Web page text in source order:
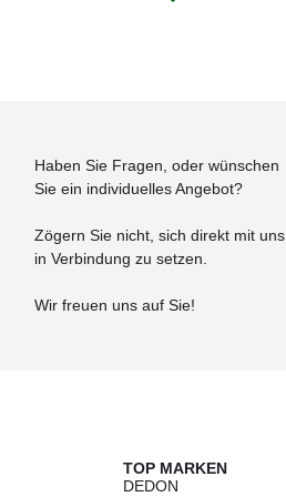
Haben Sie Fragen, oder wünschen
Sie ein individuelles Angebot?
Zögern Sie nicht, sich direkt mit uns
in Verbindung zu setzen.
Wir freuen uns auf Sie!
TOP MARKEN
DEDON